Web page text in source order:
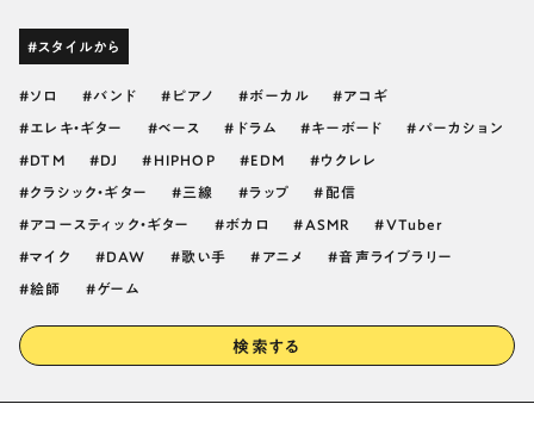
#スタイルから
ソロ バンド ピアノ ボーカル アコギ
エレキ・ギター ベース ドラム キーボード パーカション
DTM DJ HIPHOP EDM ウクレレ
クラシック・ギター 三線 ラップ 配信
アコースティック・ギター ボカロ ASMR VTuber
マイク DAW 歌い手 アニメ 音声ライブラリー
絵師 ゲーム
検索する